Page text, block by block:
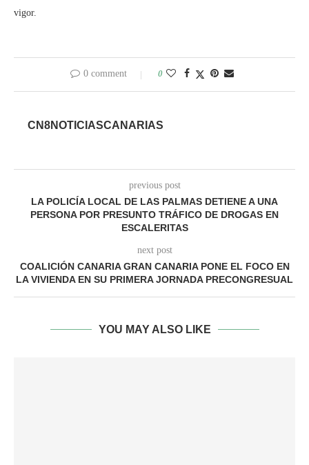
vigor.
0 comment 0
CN8NOTICIASCANARIAS
previous post
LA POLICÍA LOCAL DE LAS PALMAS DETIENE A UNA
PERSONA POR PRESUNTO TRÁFICO DE DROGAS EN
ESCALERITAS
next post
COALICIÓN CANARIA GRAN CANARIA PONE EL FOCO EN
LA VIVIENDA EN SU PRIMERA JORNADA PRECONGRESUAL
YOU MAY ALSO LIKE